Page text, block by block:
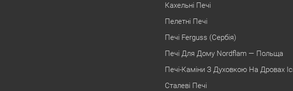
Кахельні Печі
Пелетні Печі
Печі Ferguss (Сербія)
Печі Для Дому Nordflam — Польща
Печі-Каміни З Духовкою На Дровах
Сталеві Печі